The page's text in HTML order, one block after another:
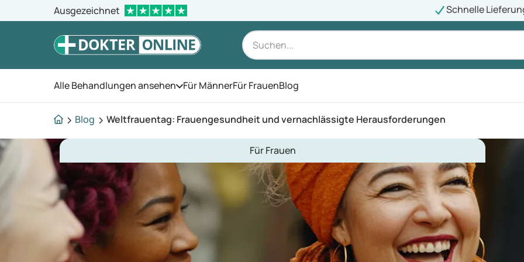
Ausgezeichnet Schnelle
Alle Behandlungen ansehen Öffnen Sie das Menü
Für MännerFür FrauenBlog
Blog Weltfrauentag: Frauengesundheit und vernachlässigte Herausforderungen
Für Frauen